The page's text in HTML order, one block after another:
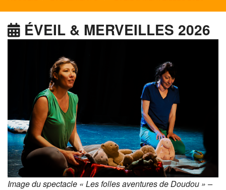
ÉVEIL & MERVEILLES 2026
Image du spectacle « Les folles aventures de Doudou » –